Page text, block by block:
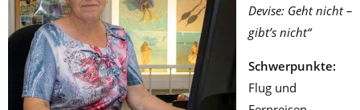
Devise: Geht nicht –
gibt’s nicht“
Schwerpunkte:
Flug und